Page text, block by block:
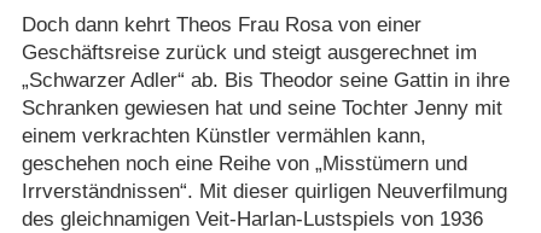
Doch dann kehrt Theos Frau Rosa von einer
Geschäftsreise zurück und steigt ausgerechnet im
„Schwarzer Adler“ ab. Bis Theodor seine Gattin in ihre
Schranken gewiesen hat und seine Tochter Jenny mit
einem verkrachten Künstler vermählen kann,
geschehen noch eine Reihe von „Misstümern und
Irrverständnissen“. Mit dieser quirligen Neuverfilmung
des gleichnamigen Veit-Harlan-Lustspiels von 1936